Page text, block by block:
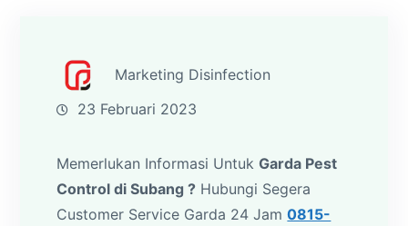
Marketing Disinfection
23 Februari 2023
Memerlukan Informasi UntukGarda Pest
Control di Subang ? Hubungi Segera
Customer Service Garda 24 Jam0815-